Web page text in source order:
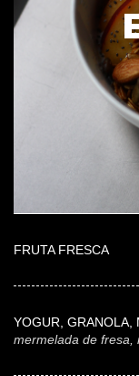
FRUTA FRESCA
YOGUR, GRANOLA,
mermelada de fresa,